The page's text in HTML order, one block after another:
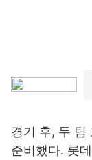
경기 후, 두 팀
준비했다. 롯